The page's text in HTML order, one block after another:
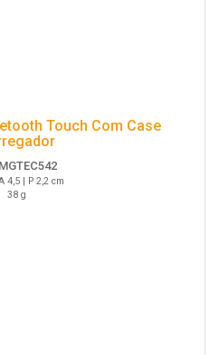
Touch Com Case
4,5 | P 2,2 cm
38 g